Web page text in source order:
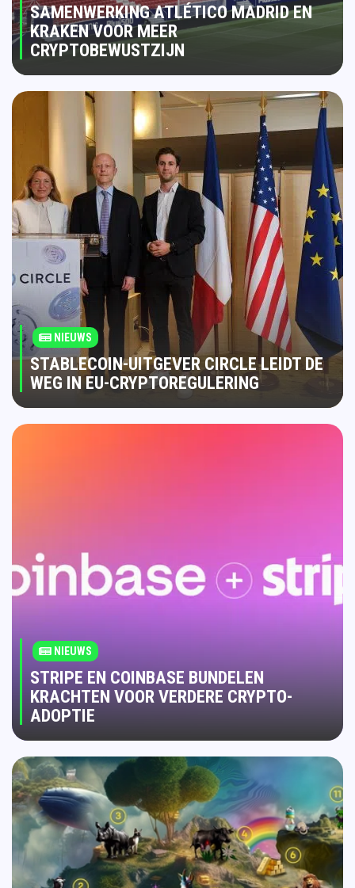
SAMENWERKING ATLÉTICO MADRID EN
KRAKEN VOOR MEER
CRYPTOBEWUSTZIJN
NIEUWS
STABLECOIN-UITGEVER CIRCLE LEIDT DE
WEG IN EU-CRYPTOREGULERING
NIEUWS
STRIPE EN COINBASE BUNDELEN
KRACHTEN VOOR VERDERE CRYPTO-
ADOPTIE